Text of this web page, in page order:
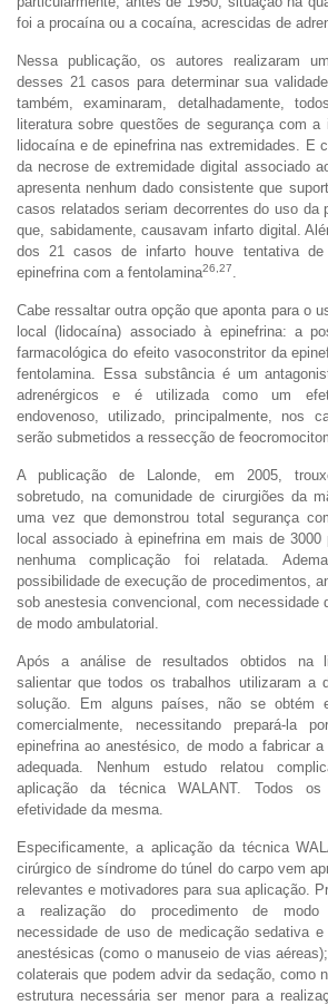
foi a procaína ou a cocaína, acrescidas de
Nessa publicação, os autores realizaram
desses 21 casos para determinar sua
também, examinaram, detalhadamente,
literatura sobre questões de segurança com
lidocaína e de epinefrina nas extremidades. E
da necrose de extremidade digital associado
apresenta nenhum dado consistente que
casos relatados seriam decorrentes do uso da
que, sabidamente, causavam infarto digital.
dos 21 casos de infarto houve tentativa
epinefrina com a fentolamina26,27
Cabe ressaltar outra opção que aponta para o
local (lidocaína) associado à epinefrina: a
farmacológica do efeito vasoconstritor da
fentolamina. Essa substância é um
adrenérgicos e é utilizada como um
endovenoso, utilizado, principalmente, nos
serão submetidos a ressecção de
A publicação de Lalonde, em 2005,
sobretudo, na comunidade de cirurgiões da
uma vez que demonstrou total segurança
local associado à epinefrina em mais de
nenhuma complicação foi relatada.
possibilidade de execução de procedimentos,
sob anestesia convencional, com necessidade
de modo ambulatorial.
Após a análise de resultados obtidos na
salientar que todos os trabalhos utilizaram a
solução. Em alguns países, não se obtém
comercialmente, necessitando prepará-la
epinefrina ao anestésico, de modo a fabricar
adequada. Nenhum estudo relatou
aplicação da técnica WALANT. Todos
efetividade da mesma.
Especificamente, a aplicação da técnica
cirúrgico de síndrome do túnel do carpo vem
relevantes e motivadores para sua aplicação.
a realização do procedimento de
necessidade de uso de medicação sedativa
anestésicas (como o manuseio de vias
colaterais que podem advir da sedação, como
estrutura necessária ser menor para a